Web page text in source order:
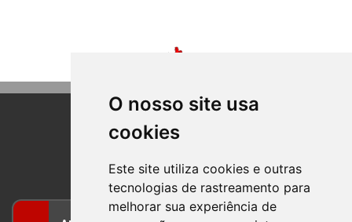
O nosso site usa
cookies
Este site utiliza cookies e outras
tecnologias de rastreamento para
melhorar sua experiência de
BOM PRINCIPIO
RIO GRANDE DO SUL